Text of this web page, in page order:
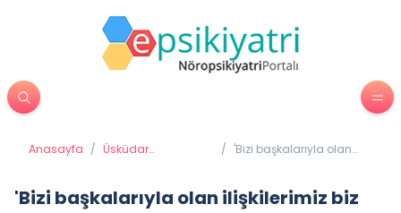
Anasayfa / Üsküdar
/ 'Bizi başkalarıyla olan
'Bizi başkalarıyla olan ilişkilerimiz biz